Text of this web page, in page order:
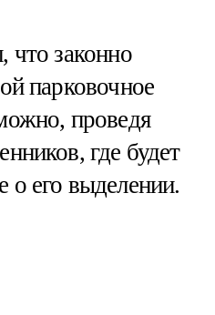
что законно
парковочное
проведя
где будет
о его выделении.